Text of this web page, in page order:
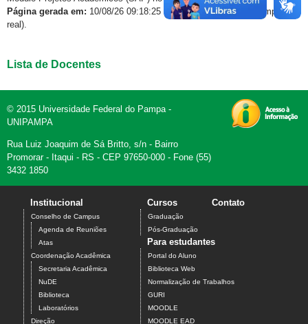
Página gerada em: 10/08/26 09:18:25 (dados atualizados em tempo
real).
Lista de Docentes
© 2015 Universidade Federal do Pampa -
UNIPAMPA
Rua Luiz Joaquim de Sá Britto, s/n - Bairro
Promorar - Itaqui - RS - CEP 97650-000 - Fone (55)
3432 1850
Institucional
Conselho de Campus
Agenda de Reuniões
Atas
Coordenação Acadêmica
Secretaria Acadêmica
NuDE
Biblioteca
Laboratórios
Direção
Cursos
Graduação
Pós-Graduação
Contato
Para estudantes
Portal do Aluno
Biblioteca Web
Normalização de Trabalhos
GURI
MOODLE
MOODLE EAD